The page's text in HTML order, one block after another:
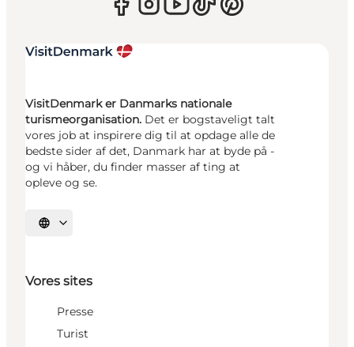
VisitDenmark er Danmarks nationale
turismeorganisation. Det er bogstaveligt talt
vores job at inspirere dig til at opdage alle de
bedste sider af det, Danmark har at byde på -
og vi håber, du finder masser af ting at
opleve og se.
Vælg sprog
Vores sites
Presse
Turist